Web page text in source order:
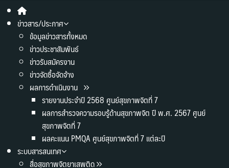
ข่าวสาร/ประกาศ
ข้อมูลข่าวสารทั้งหมด
ข่าวประชาสัมพันธ์
ข่าวรับสมัครงาน
ข่าวจัดซื้อจัดจ้าง
ผลการดำเนินงาน
รายงานประจำปี 2568 ศูนย์สุขภาพจิตที่ 7
ผลการสำรวจความรอบรู้ด้านสุขภาพจิต ปี พ.ศ. 2567 ศูนย์
สุขภาพจิตที่ 7
ผลคะแนน PMQA ศูนย์สุขภาพจิตที่ 7 แต่ละปี
ระบบสารสนเทศ
สื่อสุขภาพจิตยาเสพติด